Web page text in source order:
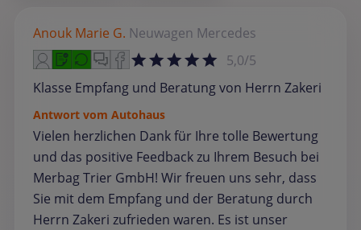
Anouk Marie G. Neuwagen Mercedes
5,0/5
Klasse Empfang und Beratung von Herrn Zakeri
Antwort vom Autohaus
Vielen herzlichen Dank für Ihre tolle Bewertung
und das positive Feedback zu Ihrem Besuch bei
Merbag Trier GmbH! Wir freuen uns sehr, dass
Sie mit dem Empfang und der Beratung durch
Herrn Zakeri zufrieden waren. Es ist unser